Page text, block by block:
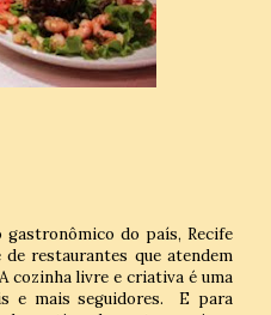
do país, Recife
restaurantes que atendem
cozinha livre e criativa é uma
e mais seguidores.
E para